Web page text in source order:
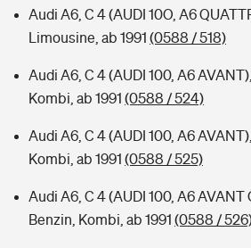
Audi A6, C 4 (AUDI 10O, A6
Limousine, ab 1991 (0588 / 518)
Audi A6, C 4 (AUDI 100, A6
Kombi, ab 1991 (0588 / 524)
Audi A6, C 4 (AUDI 100, A6
Kombi, ab 1991 (0588 / 525)
Audi A6, C 4 (AUDI 100, A6 AVANT
Benzin, Kombi, ab 1991 (0588 /